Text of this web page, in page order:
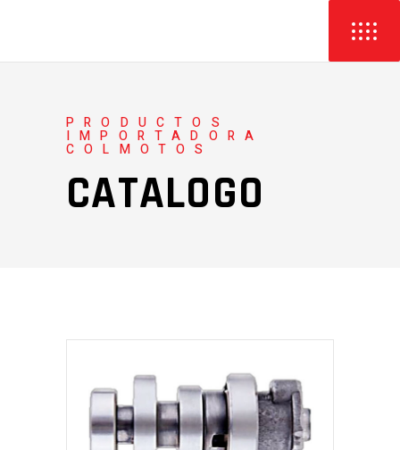
PRODUCTOS
IMPORTADORA
COLMOTOS
CATALOGO